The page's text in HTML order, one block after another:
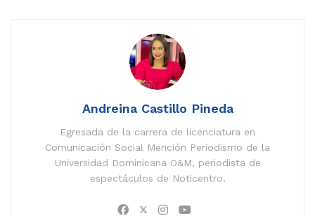
Andreina Castillo Pineda
Egresada de la carrera de licenciatura en
Comunicación Social Mención Periodismo de la
Universidad Dominicana O&M, periodista de
espectáculos de Noticentro.